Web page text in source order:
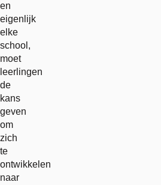
en
eigenlijk
elke
school,
moet
leerlingen
de
kans
geven
om
zich
te
ontwikkelen
naar